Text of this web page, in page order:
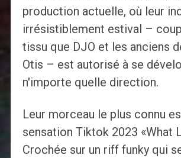
production actuelle, où leur
irrésistiblement estival –
tissu que DJO et les anciens
Otis – est autorisé à se
n'importe quelle direction.
Leur morceau le plus connu
sensation Tiktok 2023 «What
Crochée sur un riff funky qui